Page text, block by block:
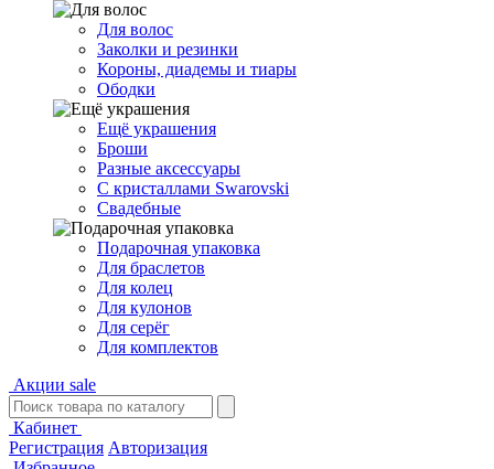
Для волос
Заколки и резинки
Короны, диадемы и тиары
Ободки
Ещё украшения
Броши
Разные аксессуары
С кристаллами Swarovski
Свадебные
Подарочная упаковка
Для браслетов
Для колец
Для кулонов
Для серёг
Для комплектов
Акции sale
Кабинет
Регистрация Авторизация